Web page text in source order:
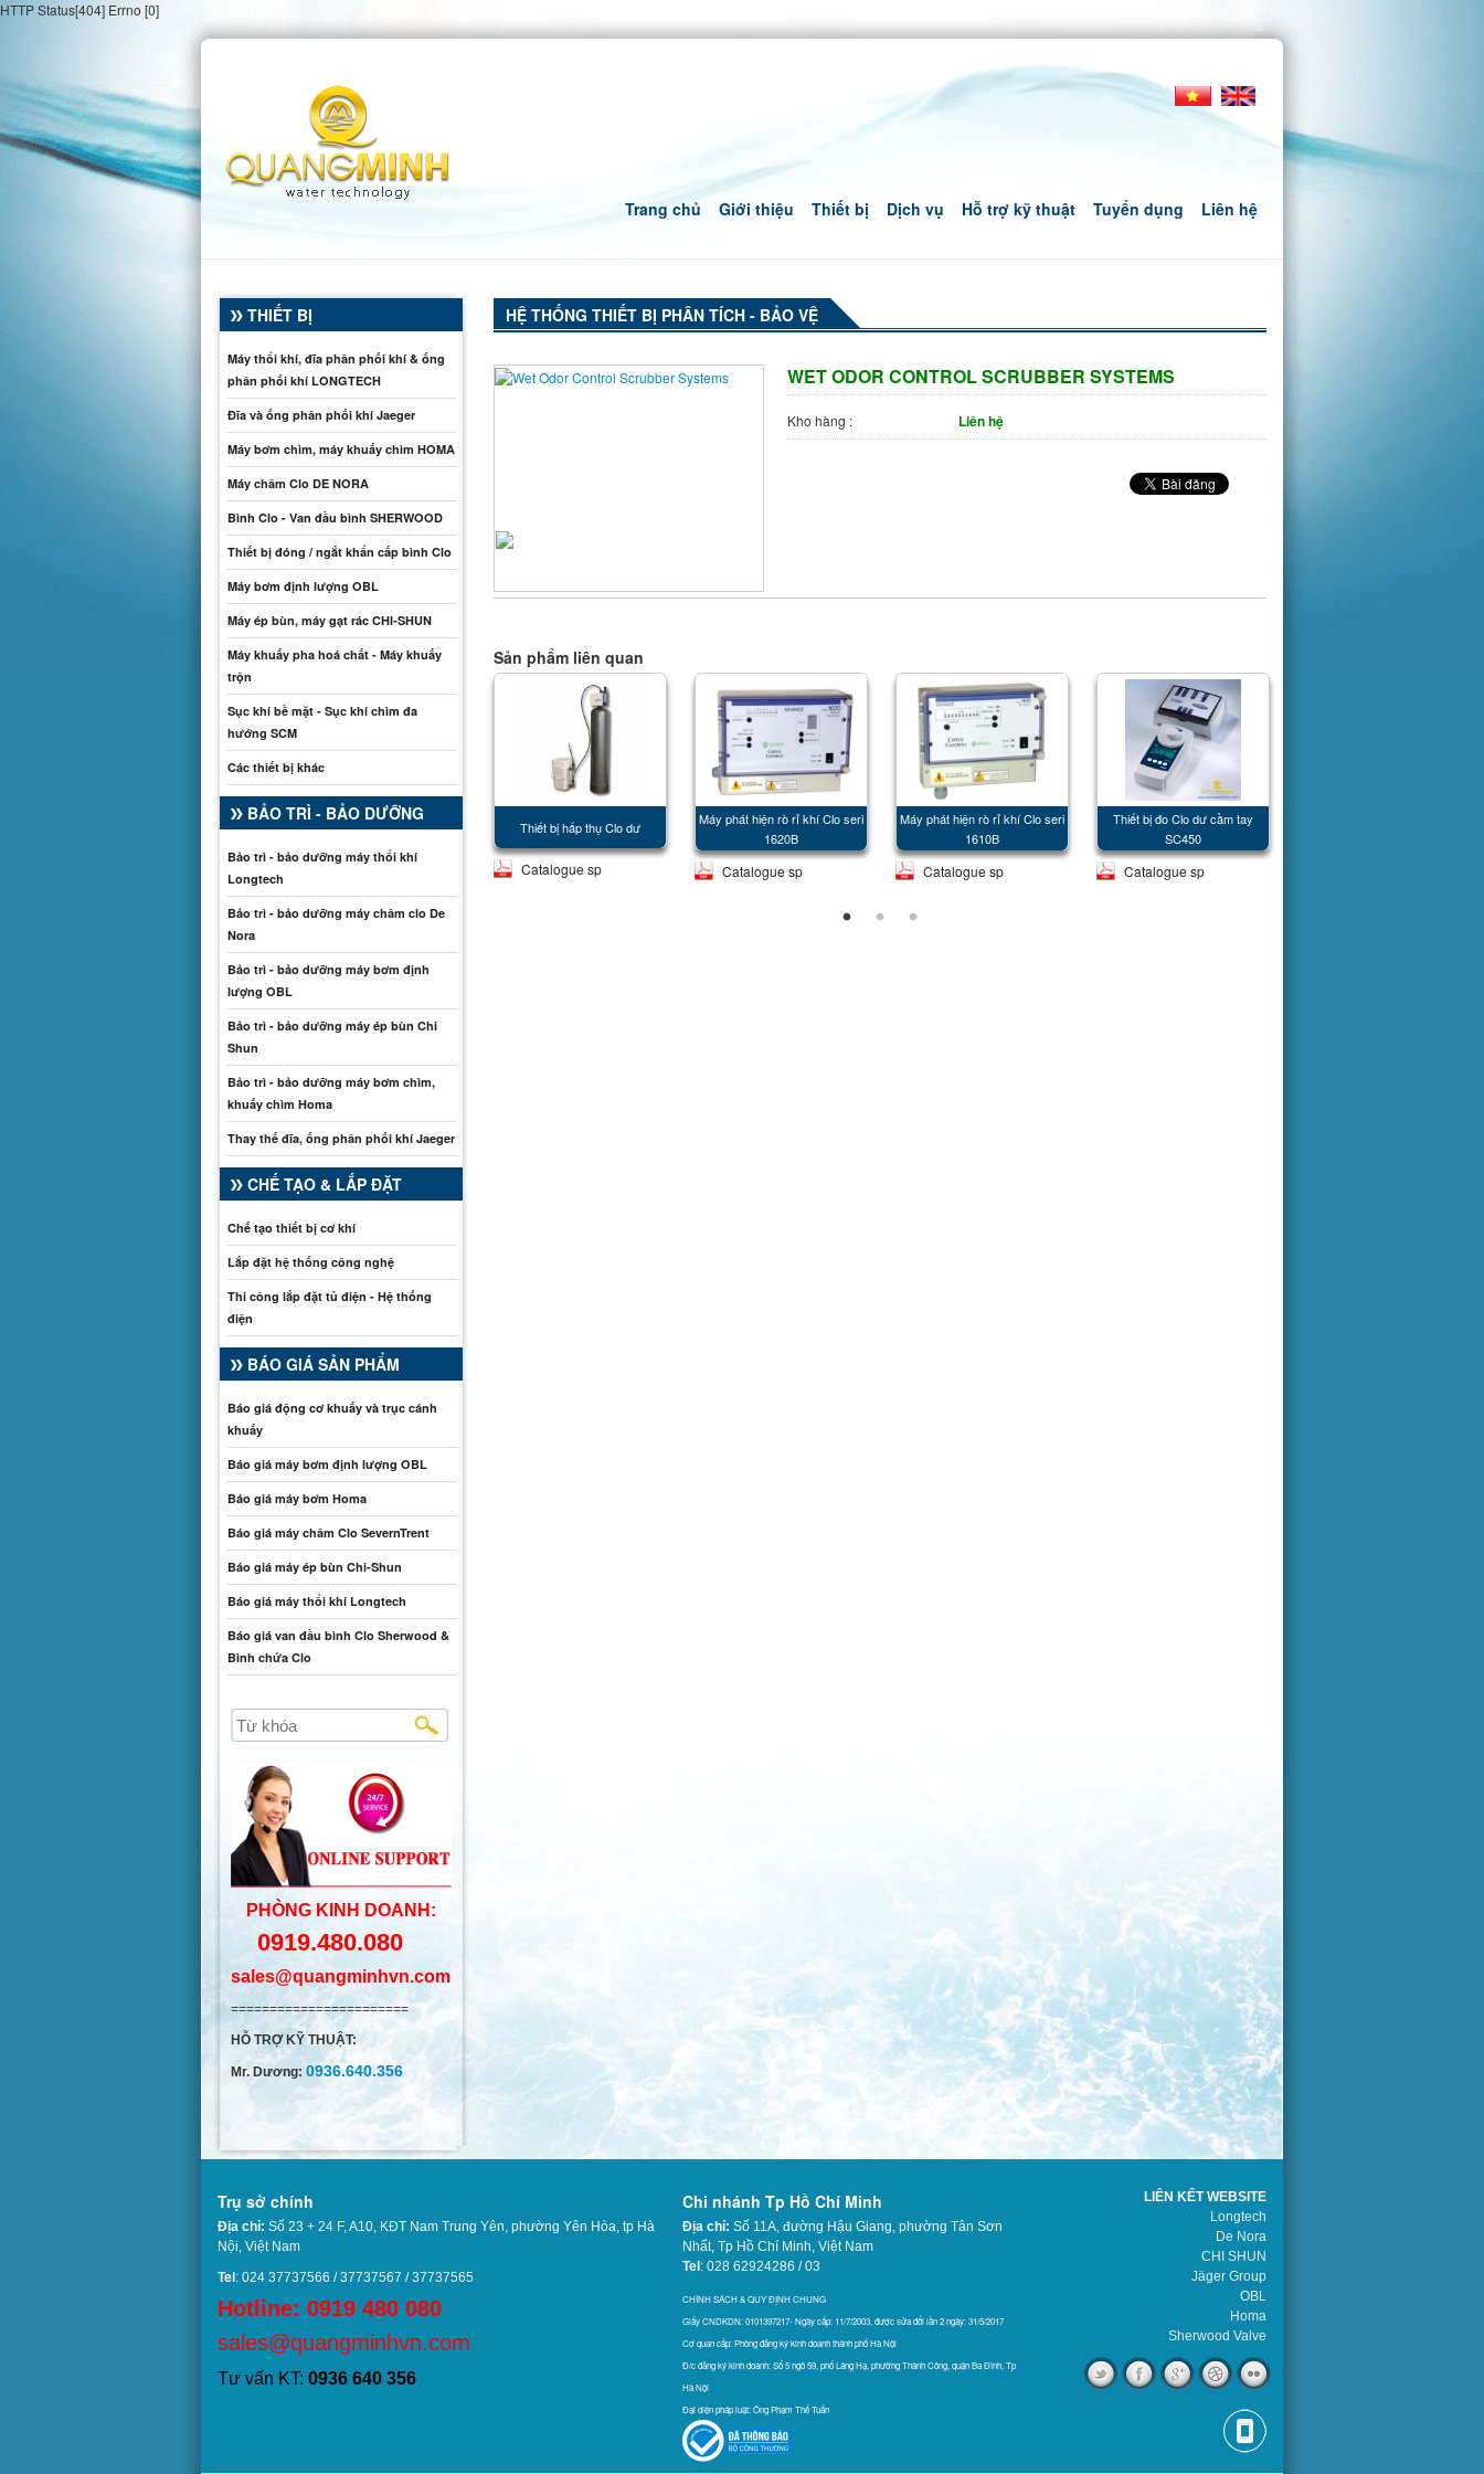
HTTP Status[404] Errno [0]
Trang chủ Giới thiệu Thiết bị Dịch vụ Hỗ trợ kỹ thuật Tuyển dụng Liên hệ
THIẾT BỊ
Máy thổi khí, đĩa phân phối khí & ống
phân phối khí LONGTECH
Đĩa và ống phân phối khí Jaeger
Máy bơm chìm, máy khuấy chìm HOMA
Máy châm Clo DE NORA
Bình Clo - Van đầu bình SHERWOOD
Thiết bị đóng / ngắt khẩn cấp bình Clo
Máy bơm định lượng OBL
Máy ép bùn, máy gạt rác CHI-SHUN
Máy khuấy pha hoá chất - Máy khuấy
trộn
Sục khí bề mặt - Sục khí chìm đa
hướng SCM
Các thiết bị khác
BẢO TRÌ - BẢO DƯỠNG
Bảo trì - bảo dưỡng máy thổi khí
Longtech
Bảo trì - bảo dưỡng máy châm clo De
Nora
Bảo trì - bảo dưỡng máy bơm định
lượng OBL
Bảo trì - bảo dưỡng máy ép bùn Chi
Shun
Bảo trì - bảo dưỡng máy bơm chìm,
khuấy chìm Homa
Thay thế đĩa, ống phân phối khí Jaeger
CHẾ TẠO & LẮP ĐẶT
Chế tạo thiết bị cơ khí
Lắp đặt hệ thống công nghệ
Thi công lắp đặt tủ điện - Hệ thống
điện
BÁO GIÁ SẢN PHẨM
Báo giá động cơ khuấy và trục cánh
khuấy
Báo giá máy bơm định lượng OBL
Báo giá máy bơm Homa
Báo giá máy châm Clo SevernTrent
Báo giá máy ép bùn Chi-Shun
Báo giá máy thổi khí Longtech
Báo giá van đầu bình Clo Sherwood &
Bình chứa Clo
PHÒNG KINH DOANH:
0919.480.080
sales@quangminhvn.com
=======================
HỖ TRỢ KỸ THUẬT:
Mr. Dương: 0936.640.356
HỆ THỐNG THIẾT BỊ PHÂN TÍCH - BẢO VỆ
WET ODOR CONTROL SCRUBBER SYSTEMS
Kho hàng : Liên hệ
Sản phẩm liên quan
Hệ thống thiết bị phân tích -
Mặt nạ phòng độc
Catalogue sp
Thiết bị hấp thụ Clo dư
Catalogue sp
Máy phát hiện rò rỉ khí Clo seri
1620B
Catalogue sp
Máy phát hiện rò rỉ khí Clo seri
1610B
Catalogue sp
Thiết bị đo Clo dư cầm tay
SC450
Catalogue sp
Trụ sở chính
Địa chỉ: Số 23 + 24 F, A10, KĐT Nam Trung Yên, phường Yên Hòa, tp Hà
Nội, Việt Nam
Tel : 024 37737566 / 37737567 / 37737565
Hotline: 0919 480 080
sales@quangminhvn.com
Tư vấn KT: 0936 640 356
Chi nhánh Tp Hồ Chí Minh
Địa chỉ: Số 11A, đường Hậu Giang, phường Tân Sơn
Nhất, Tp Hồ Chí Minh, Việt Nam
Tel : 028 62924286 / 03
CHÍNH SÁCH & QUY ĐỊNH CHUNG
Giấy CNDKDN: 0101397217- Ngày cấp: 11/7/2003, được sửa đổi lần 2 ngày: 31/5/2017
Cơ quan cấp: Phòng đăng ký kinh doanh thánh phố Hà Nội
Đ/c đăng ký kinh doanh: Số 5 ngõ 59, phố Láng Hạ, phường Thành Công, quận Ba Đình, Tp
Hà Nội
Đại diện pháp luật: Ông Phạm Thế Tuấn
LIÊN KẾT WEBSITE
Longtech
De Nora
CHI SHUN
Jäger Group
OBL
Homa
Sherwood Valve